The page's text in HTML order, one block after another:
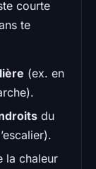
courte
te
(ex. en
du
la chaleur